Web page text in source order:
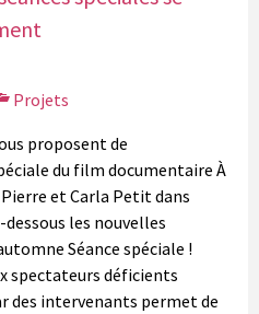
Projets
proposent de
du film documentaire À
Pierre et Carla Petit dans
les nouvelles
Séance spéciale !
spectateurs déficients
des intervenants permet de